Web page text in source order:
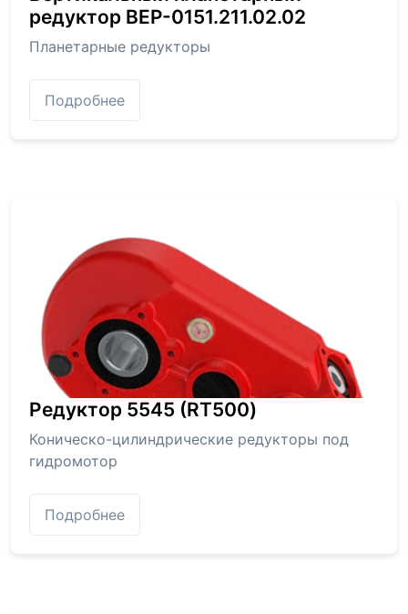
редуктор BEP-0151.211.02.02
Планетарные редукторы
Подробнее
Редуктор 5545 (RT500)
Коническо-цилиндрические редукторы под
гидромотор
Подробнее